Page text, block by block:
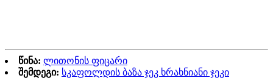
წინა: ლითონის ფიცარი
შემდეგი: სკაფოლდის ბაზა ჯეკ ხრახნიანი ჯეკი